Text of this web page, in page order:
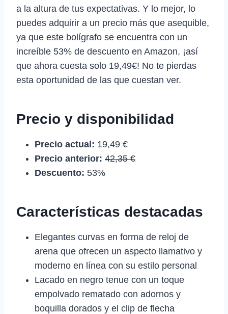
a la altura de tus expectativas. Y lo mejor, lo
puedes adquirir a un precio más que asequible,
ya que este bolígrafo se encuentra con un
increíble 53% de descuento en Amazon, ¡así
que ahora cuesta solo 19,49€! No te pierdas
esta oportunidad de las que cuestan ver.
Precio y disponibilidad
Precio actual: 19,49 €
Precio anterior: 42,35 €
Descuento: 53%
Características destacadas
Elegantes curvas en forma de reloj de
arena que ofrecen un aspecto llamativo y
moderno en línea con su estilo personal
Lacado en negro tenue con un toque
empolvado rematado con adornos y
boquilla dorados y el clip de flecha